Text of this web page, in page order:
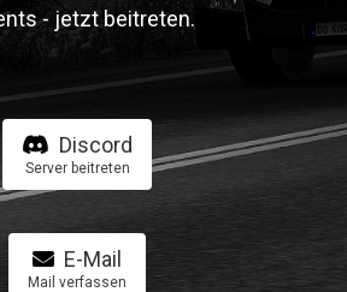
- jetzt beitreten.
Discord
Server beitreten
E-Mail
Mail verfassen